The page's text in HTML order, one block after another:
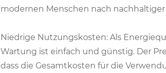
modernen Menschen nach
Niedrige Nutzungskosten: Als
Wartung ist einfach und günstig. Der
dass die Gesamtkosten für die